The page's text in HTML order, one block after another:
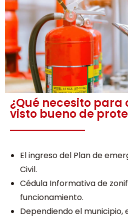
¿Qué necesito para
visto bueno de
El ingreso del Plan de
Civil.
Cédula Informativa de
funcionamiento.
Dependiendo el municipio,